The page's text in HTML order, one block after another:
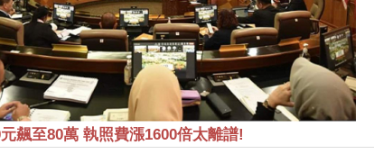
飆至80萬 執照費漲1600倍太離譜!